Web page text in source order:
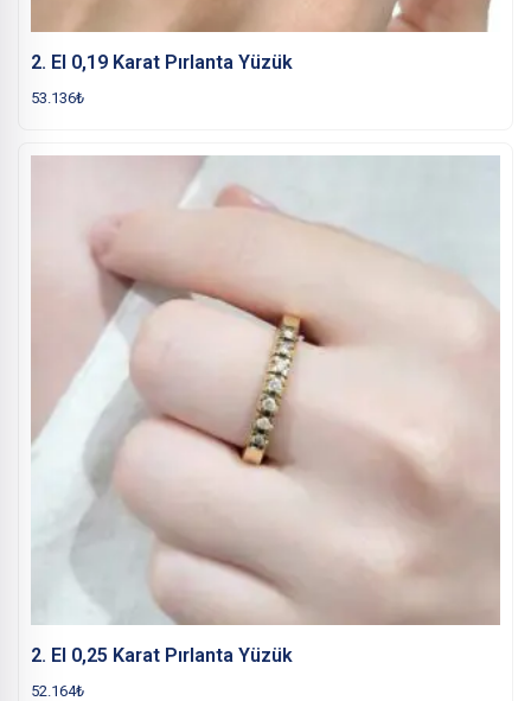
2. El 0,19 Karat Pırlanta Yüzük
53.136₺
2. El 0,25 Karat Pırlanta Yüzük
52.164₺